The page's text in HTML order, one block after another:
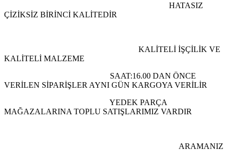
HATASIZ
ÇİZİKSİZ BİRİNCİ KALİTEDİR
KALİTELİ İŞÇİLİK VE
KALİTELİ MALZEME
SAAT:16.00 DAN ÖNCE
VERİLEN SİPARİŞLER AYNI GÜN KARGOYA VERİLİR
YEDEK PARÇA
MAĞAZALARINA TOPLU SATIŞLARIMIZ VARDIR
ARAMANIZ